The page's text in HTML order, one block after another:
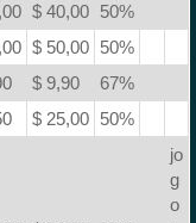
$ 40,00
50%
$ 50,00
50%
$ 9,90
67%
$ 25,00 50%
jo
g
o